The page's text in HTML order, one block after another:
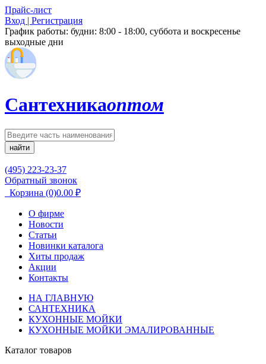
Прайс-лист
Вход | Регистрация
График работы: будни: 8:00 - 18:00, суббота и воскресенье
выходные дни
Сантехникаоптом
найти
(495) 223-23-37
Обратный звонок
Корзина (0)0.00 ₽
О фирме
Новости
Статьи
Новинки каталога
Хиты продаж
Акции
Контакты
НА ГЛАВНУЮ
САНТЕХНИКА
КУХОННЫЕ МОЙКИ
КУХОННЫЕ МОЙКИ ЭМАЛИРОВАННЫЕ
Каталог товаров